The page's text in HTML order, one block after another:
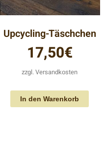
Upcycling-Täschchen
17,50€
zzgl.Versandkosten
In den Warenkorb